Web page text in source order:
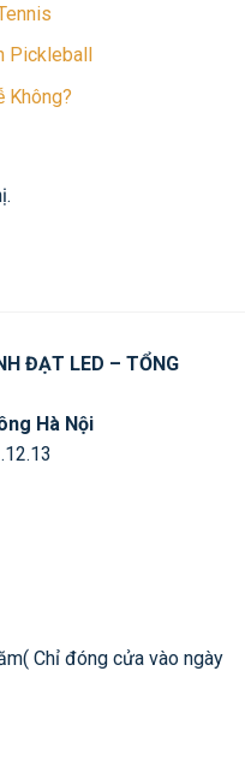
Pickleball
Không?
ĐẠT LED – TỔNG
Hà Nội
Chỉ đóng cửa vào ngày